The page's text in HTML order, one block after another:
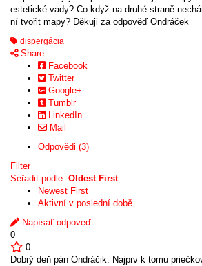
estetické vady? Co když na druhé straně
ní tvořit mapy? Děkuji za odpověď Ondráček
dispergácia
Share
Facebook
Twitter
Google+
Tumblr
LinkedIn
Mail
Odpovědi (3)
Filter
Seřadit podle: Oldest First
Newest First
Aktivní v poslední době
Napísať odpoveď
0
0
Dobrý deň pán Ondráčik. Najprv k tomu